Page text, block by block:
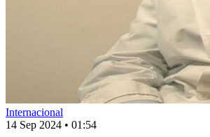
Internacional
14 Sep 2024 • 01:54